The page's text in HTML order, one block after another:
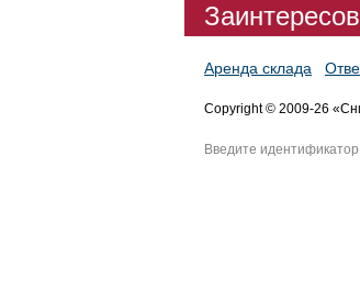
Аренда склада
Copyright © 2009-26
Введите